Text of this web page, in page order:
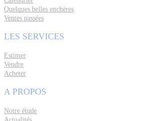
Quelques belles enchères
Ventes passées
LES SERVICES
Estimer
Vendre
Acheter
A PROPOS
Notre étude